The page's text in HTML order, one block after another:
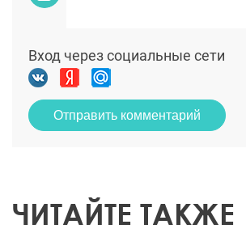
Вход через социальные сети
Отправить комментарий
ЧИТАЙТЕ ТАКЖЕ